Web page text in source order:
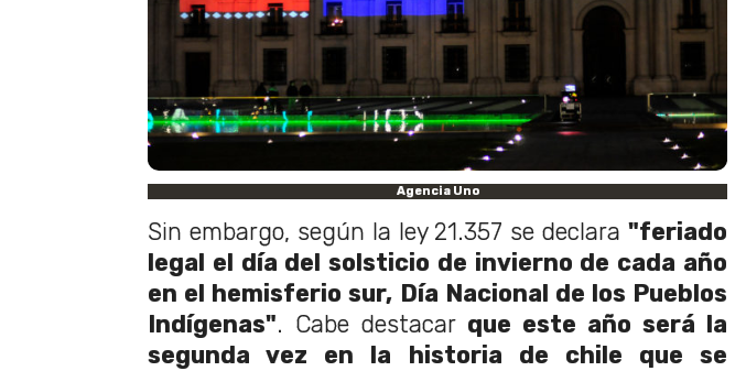
Agencia Uno
Sin embargo, según la ley 21.357 se declara "feriado
legal el día del solsticio de invierno de cada año
en el hemisferio sur, Día Nacional de los Pueblos
Indígenas". Cabe destacar que este año será la
segunda vez en la historia de chile que se